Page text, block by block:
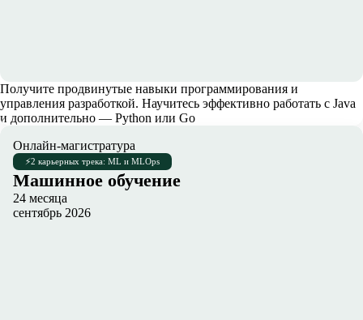
Получите продвинутые навыки программирования и
управления разработкой. Научитесь эффективно работать с Java
и дополнительно — Python или Go
Онлайн-магистратура
⚡2 карьерных трека: ML и MLOps
Машинное обучение
24 месяца
сентябрь 2026